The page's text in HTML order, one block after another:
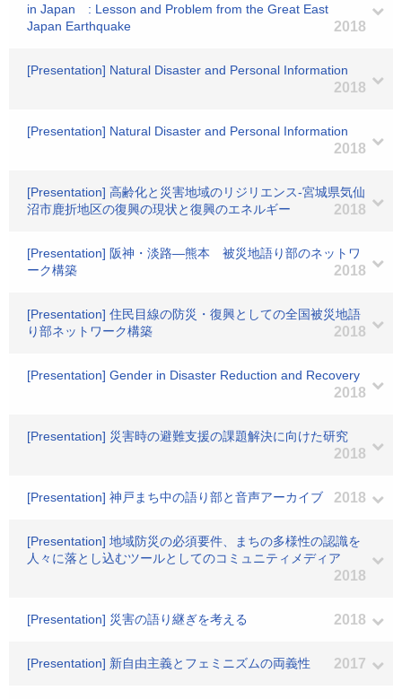
in Japan : Lesson and Problem from the Great East
Japan Earthquake
2018
[Presentation] Natural Disaster and Personal Information
2018
[Presentation] Natural Disaster and Personal Information
2018
[Presentation] 高齢化と災害地域のリジリエンス-宮城県気仙
沼市鹿折地区の復興の現状と復興のエネルギー
2018
[Presentation] 阪神・淡路―熊本 被災地語り部のネットワ
ーク構築
2018
[Presentation] 住民目線の防災・復興としての全国被災地語
り部ネットワーク構築
2018
[Presentation] Gender in Disaster Reduction and Recovery
2018
[Presentation] 災害時の避難支援の課題解決に向けた研究
2018
[Presentation] 神戸まち中の語り部と音声アーカイブ 2018
[Presentation] 地域防災の必須要件、まちの多様性の認識を
人々に落とし込むツールとしてのコミュニティメディア
2018
[Presentation] 災害の語り継ぎを考える 2018
[Presentation] 新自由主義とフェミニズムの両義性 2017